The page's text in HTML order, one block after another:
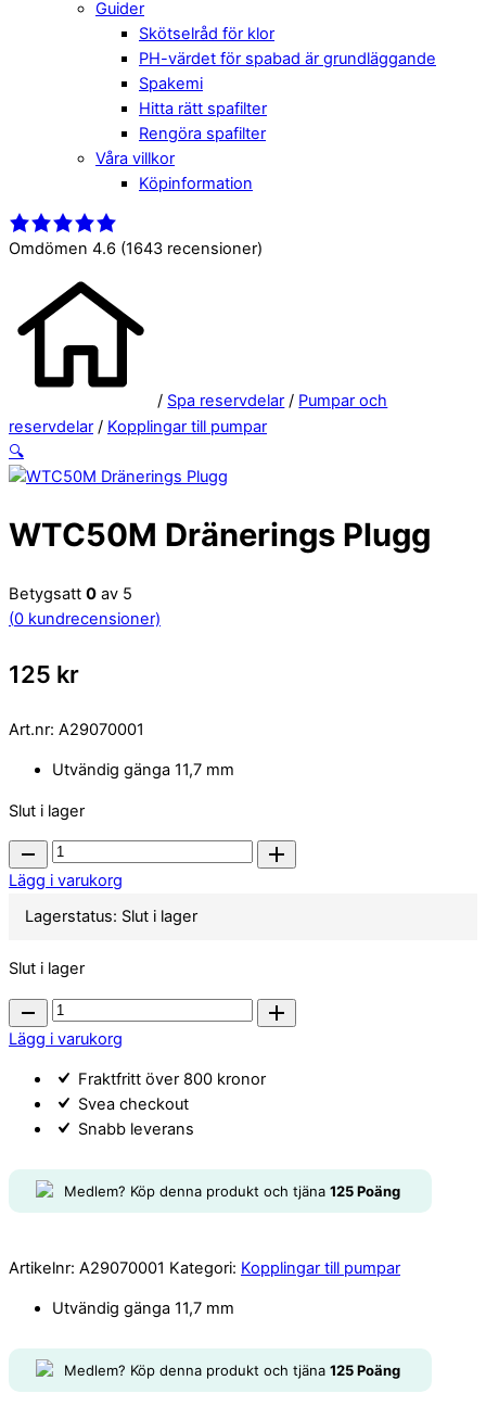
Guider
Skötselråd för klor
PH-värdet för spabad är grundläggande
Spakemi
Hitta rätt spafilter
Rengöra spafilter
Våra villkor
Köpinformation
Close
Menu
Menu
Omdömen 4.6 (1643 recensioner)
/ Spa reservdelar / Pumpar och
reservdelar / Kopplingar till pumpar
🔍
WTC50M Dränerings Plugg
Betygsatt 0 av 5
(0 kundrecensioner)
125 kr
Art.nr: A29070001
Utvändig gänga 11,7 mm
Slut i lager
WTC50M
Dränerings
quantity
Lägg i varukorg
Lagerstatus: Slut i lager
Slut i lager
WTC50M
Dränerings
quantity
Lägg i varukorg
Fraktfritt över 800 kronor
Svea checkout
Snabb leverans
Medlem? Köp denna produkt och tjäna 125Poäng
Artikelnr: A29070001 Kategori: Kopplingar till pumpar
Utvändig gänga 11,7 mm
Medlem? Köp denna produkt och tjäna 125Poäng